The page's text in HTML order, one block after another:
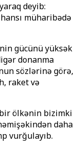
deyib:
müharibədə
gücünü yüksək
donanma
sözlərinə görə,
raket və
ölkənin bizimki
daha
vurğulayıb.